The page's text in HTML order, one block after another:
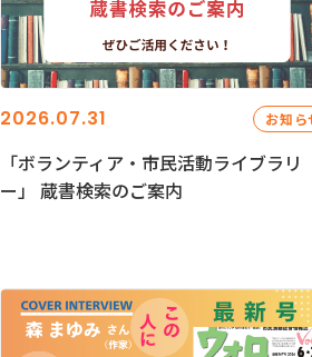
2026.07.31 お知ら
「ボランティア・市民活動ライブラリ
ー」 蔵書検索のご案内